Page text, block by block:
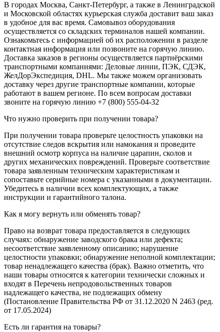
В городах Москва, Санкт-Петербург, а также в Ленинградской
и Московской областях курьерская служба доставит ваш заказ
в удобное для вас время. Самовывоз оборудования
осуществляется со складских терминалов нашей компании.
Ознакомьтесь с информацией об их расположении в разделе
контактная информация или позвоните на горячую линию.
Доставка заказов в регионы осуществляется партнёрскими
транспортными компаниями: Деловые линии, ПЭК, СДЭК,
ЖелДорЭкспедиция, DHL. Мы также можем организовать
доставку через другие транспортные компании, которые
работают в вашем регионе. По всем вопросам доставки
звоните на горячую линию +7 (800) 555-04-32
Что нужно проверить при получении товара?
При получении товара проверьте целостность упаковки на
отсутствие следов вскрытия или намокания и проведите
внешний осмотр корпуса на наличие царапин, сколов и
других механических повреждений. Проверьте соответствие
товара заявленным техническим характеристикам и
сопоставьте серийные номера с указанными в документации.
Убедитесь в наличии всех комплектующих, а также
инструкции и гарантийного талона.
Как я могу вернуть или обменять товар?
Право на возврат товара предоставляется в следующих
случаях: обнаружение заводского брака или дефекта;
несоответствие заявленному описанию; нарушение
целостности упаковки; обнаружение неполной комплектации;
товар ненадлежащего качества (брак). Важно отметить, что
наши товары относятся к категории технически сложных и
входят в Перечень непродовольственных товаров
надлежащего качества, не подлежащих обмену
(Постановление Правительства РФ от 31.12.2020 N 2463 (ред.
от 17.05.2024)
Есть ли гарантия на товары?